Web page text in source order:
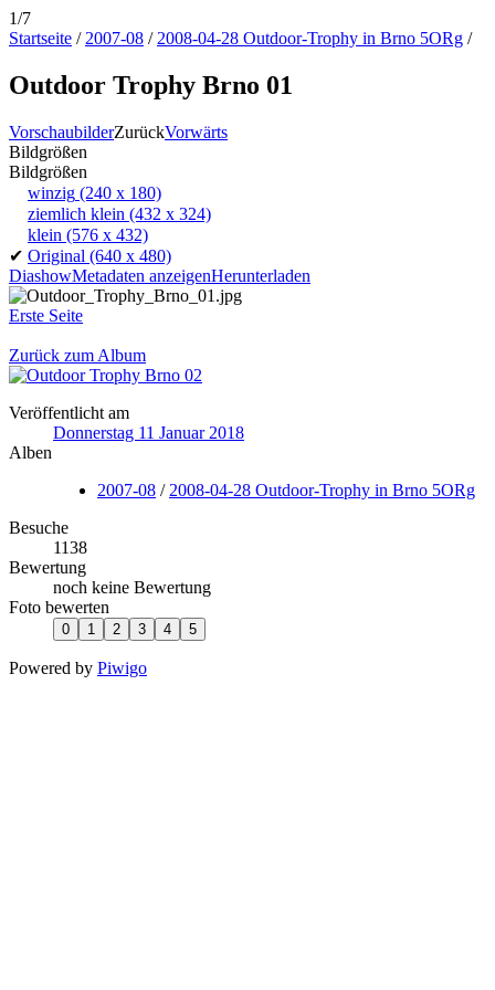
1/7
Startseite / 2007-08 / 2008-04-28 Outdoor-Trophy in Brno 5ORg /
Outdoor Trophy Brno 01
VorschaubilderZurückVorwärts
Bildgrößen
Bildgrößen
winzig (240 x 180)
ziemlich klein (432 x 324)
klein (576 x 432)
✔ Original (640 x 480)
DiashowMetadaten anzeigenHerunterladen
Erste Seite
Zurück zum Album
Veröffentlicht am
Donnerstag 11 Januar 2018
Alben
2007-08 / 2008-04-28 Outdoor-Trophy in Brno 5ORg
Besuche
1138
Bewertung
noch keine Bewertung
Foto bewerten
Powered by Piwigo